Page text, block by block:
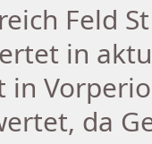
Feld
in
in
da